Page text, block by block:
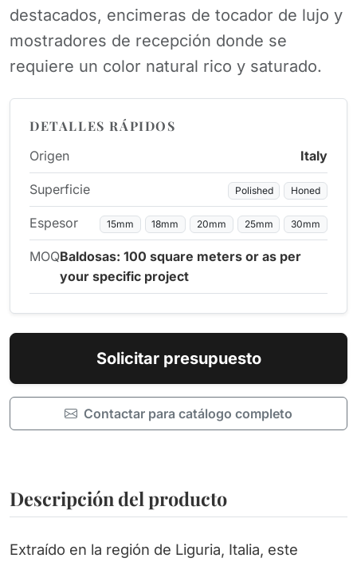
destacados, encimeras de tocador de lujo y
mostradores de recepción donde se
requiere un color natural rico y saturado.
DETALLES RÁPIDOS
Origen Italy
Superficie Polished Honed
Espesor 15mm 18mm 20mm 25mm 30mm
MOQBaldosas: 100 square meters or as per
your specific project
Solicitar presupuesto
Contactar para catálogo completo
Descripción del producto
Extraído en la región de Liguria, Italia, este